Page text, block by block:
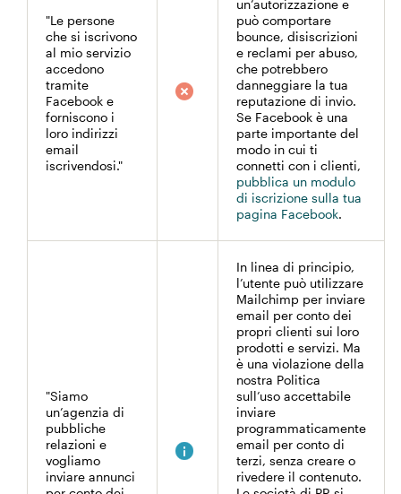
"Le persone
che si iscrivono
al mio servizio
accedono
tramite
Facebook e
forniscono i
loro indirizzi
email
iscrivendosi."
un’autorizzazione e
può comportare
bounce, disiscrizioni
e reclami per abuso,
che potrebbero
danneggiare la tua
reputazione di invio.
Se Facebook è una
parte importante del
modo in cui ti
connetti con i clienti,
pubblica un modulo
di iscrizione sulla tua
pagina Facebook.
"Siamo
un’agenzia di
pubbliche
relazioni e
vogliamo
inviare annunci
In linea di principio,
l’utente può utilizzare
Mailchimp per inviare
email per conto dei
propri clienti sui loro
prodotti e servizi. Ma
è una violazione della
nostra Politica
sull’uso accettabile
inviare
programmaticamente
email per conto di
terzi, senza creare o
rivedere il contenuto.